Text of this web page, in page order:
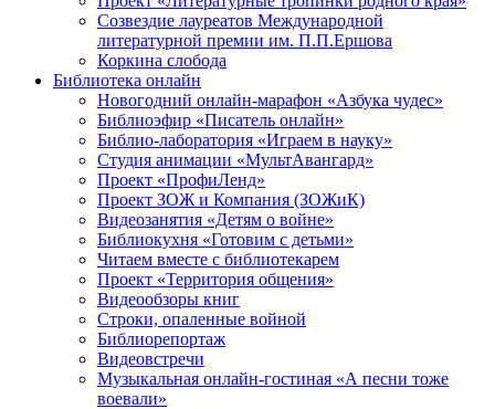
Созвездие лауреатов Международной
литературной премии им. П.П.Ершова
Коркина слобода
Библиотека онлайн
Новогодний онлайн-марафон «Азбука чудес»
Библиоэфир «Писатель онлайн»
Библио-лаборатория «Играем в науку»
Студия анимации «МультАвангард»
Проект «ПрофиЛенд»
Проект ЗОЖ и Компания (ЗОЖиК)
Видеозанятия «Детям о войне»
Библиокухня «Готовим с детьми»
Читаем вместе с библиотекарем
Проект «Территория общения»
Видеообзоры книг
Строки, опаленные войной
Библиорепортаж
Видеовстречи
Музыкальная онлайн-гостиная «А песни тоже
воевали»